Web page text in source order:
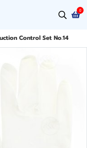
0
Control Set No.14